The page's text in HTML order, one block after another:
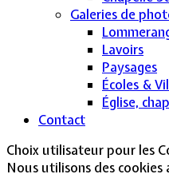
Galeries de
Lavoirs
Paysages
Écoles &
Église,
Contact
Choix utilisateur pour les
Nous utilisons des